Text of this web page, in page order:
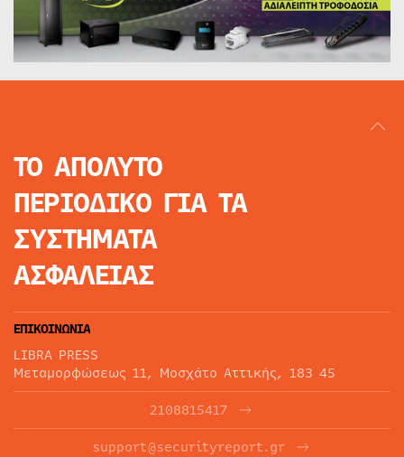
ΤΟ ΑΠΟΛΥΤΟ
ΠΕΡΙΟΔΙΚΟ ΓΙΑ ΤΑ
ΣΥΣΤΗΜΑΤΑ
ΑΣΦΑΛΕΙΑΣ
ΕΠΙΚΟΙΝΩΝΙΑ
LIBRA PRESS
Μεταμορφώσεως 11, Μοσχάτο Αττικής, 183 45
2108815417
support@securityreport.gr